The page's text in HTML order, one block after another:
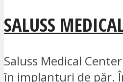
SALUSS
Saluss Medical
în implanturi de păr.